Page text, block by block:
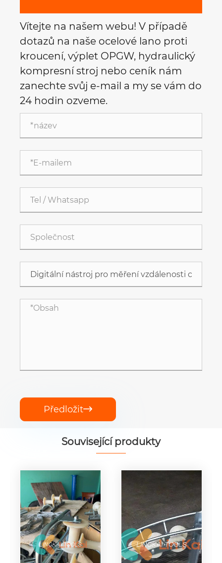
Vítejte na našem webu! V případě
dotazů na naše ocelové lano proti
kroucení, výplet OPGW, hydraulický
kompresní stroj nebo ceník nám
zanechte svůj e-mail a my se vám do
24 hodin ozveme.
Předložit
Související produkty